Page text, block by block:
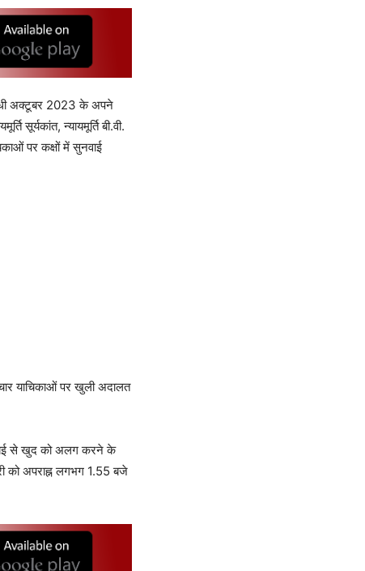
अक्टूबर 2023 के अपने
सूर्यकांत, न्यायमूर्ति बी.वी.
पर कक्षों में सुनवाई
याचिकाओं पर खुली अदालत
से खुद को अलग करने के
को अपराह्न लगभग 1.55 बजे